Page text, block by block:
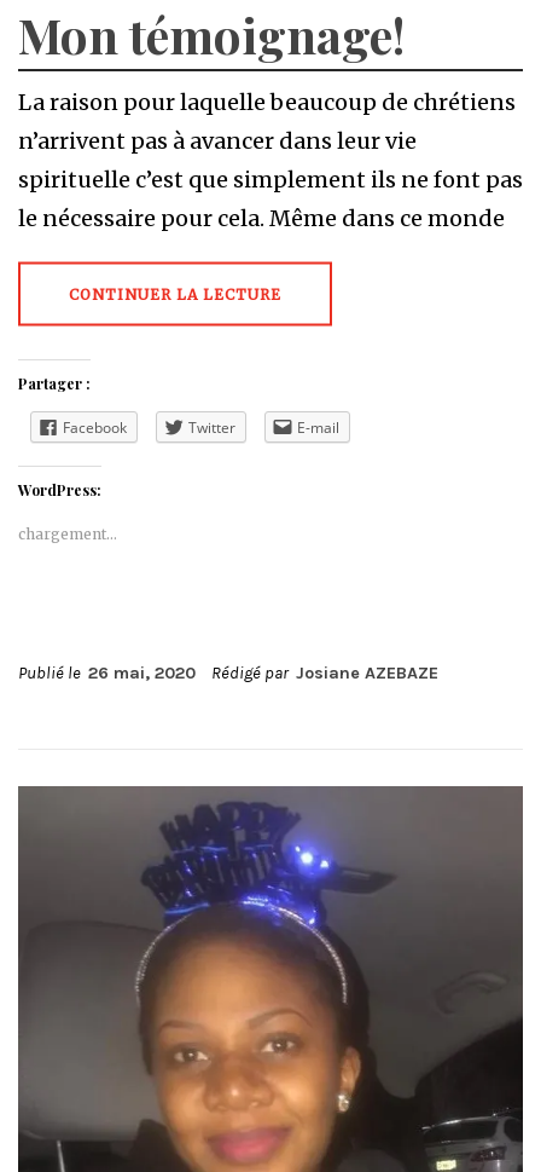
Mon témoignage!
La raison pour laquelle beaucoup de chrétiens
n’arrivent pas à avancer dans leur vie
spirituelle c’est que simplement ils ne font pas
le nécessaire pour cela. Même dans ce monde
CONTINUER LA LECTURE
Partager :
Facebook Twitter E-mail
WordPress:
chargement…
Publié le 26 mai, 2020 Rédigé par Josiane AZEBAZE